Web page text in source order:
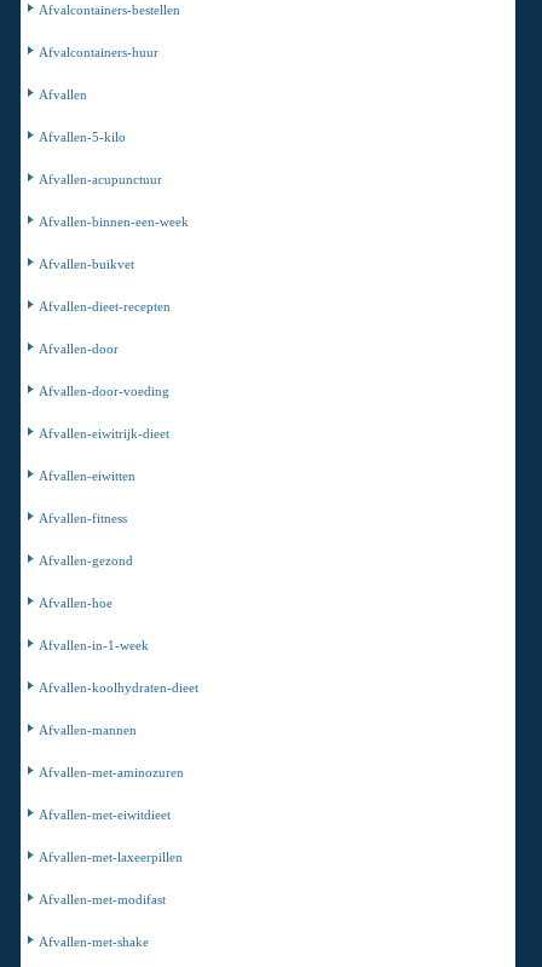
Afvalcontainers-bestellen
Afvalcontainers-huur
Afvallen
Afvallen-5-kilo
Afvallen-acupunctuur
Afvallen-binnen-een-week
Afvallen-buikvet
Afvallen-dieet-recepten
Afvallen-door
Afvallen-door-voeding
Afvallen-eiwitrijk-dieet
Afvallen-eiwitten
Afvallen-fitness
Afvallen-gezond
Afvallen-hoe
Afvallen-in-1-week
Afvallen-koolhydraten-dieet
Afvallen-mannen
Afvallen-met-aminozuren
Afvallen-met-eiwitdieet
Afvallen-met-laxeerpillen
Afvallen-met-modifast
Afvallen-met-shake